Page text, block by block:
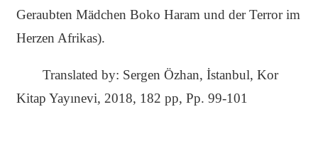
Geraubten Mädchen Boko Haram und der Terror im
Herzen Afrikas).
Translated by: Sergen Özhan, İstanbul, Kor
Kitap Yayınevi, 2018, 182 pp, Pp. 99-101